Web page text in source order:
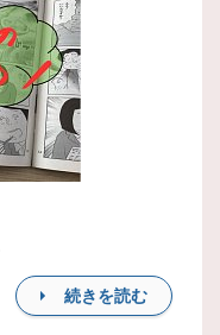
続きを読む